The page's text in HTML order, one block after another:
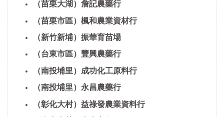
（苗栗大湖）詹記農藥行
（苗栗市區）楓和農業資材行
（新竹新埔）振華育苗場
（台東市區）豐興農藥行
（南投埔里）成功化工原料行
（南投埔里）永昌農藥行
（彰化大村）益祿發農業資料行